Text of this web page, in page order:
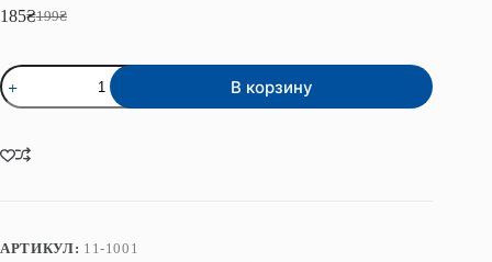
199₴
Первоначальная
составляла
185₴Текущая
185₴.
Количество
товара
Картридж
серии
BB
Premium
В корзину
АРТИКУЛ: 11-1001